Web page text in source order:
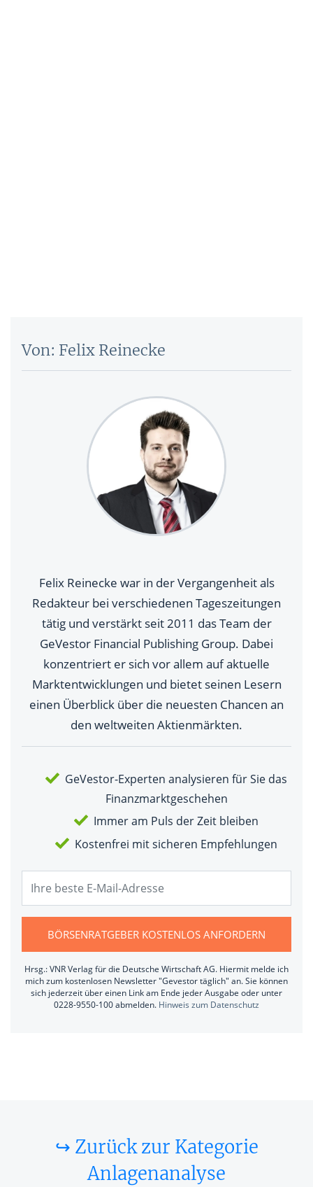
Von: Felix Reinecke
Felix Reinecke war in der Vergangenheit als
Redakteur bei verschiedenen Tageszeitungen
tätig und verstärkt seit 2011 das Team der
GeVestor Financial Publishing Group. Dabei
konzentriert er sich vor allem auf aktuelle
Marktentwicklungen und bietet seinen Lesern
einen Überblick über die neuesten Chancen an
den weltweiten Aktienmärkten.
GeVestor-Experten analysieren für Sie das
Finanzmarktgeschehen
Immer am Puls der Zeit bleiben
Kostenfrei mit sicheren Empfehlungen
BÖRSENRATGEBER KOSTENLOS ANFORDERN
Hrsg.: VNR Verlag für die Deutsche Wirtschaft AG. Hiermit melde ich
mich zum kostenlosen Newsletter "Gevestor täglich" an. Sie können
sich jederzeit über einen Link am Ende jeder Ausgabe oder unter
0228-9550-100 abmelden. Hinweis zum Datenschutz
↪ Zurück zur Kategorie
Anlagenanalyse